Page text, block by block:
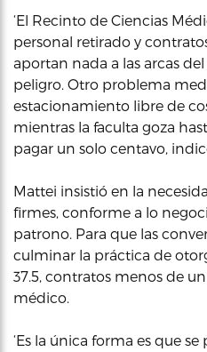
‘El Recinto de Ciencias
personal retirado y
aportan nada a las arcas
peligro. Otro problema
estacionamiento libre de
mientras la faculta goza
pagar un solo centavo,
Mattei insistió en la
firmes, conforme a lo
patrono. Para que las
culminar la práctica de
37.5, contratos menos de
médico.
‘Es la única forma es que